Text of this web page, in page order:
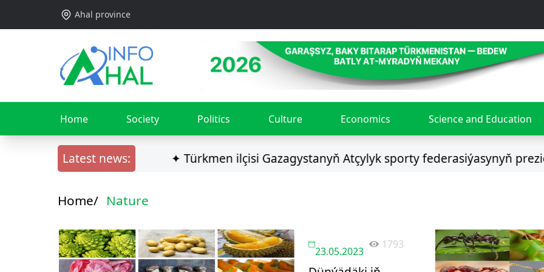
Ahal province
Home Society Politics Culture Economics Science and Education
Latest news: ✦ Türkmen ilçisi Gazagystanyň Atçylyk sporty federasiýasynyň
Home/ Nature
23.05.2023
1793